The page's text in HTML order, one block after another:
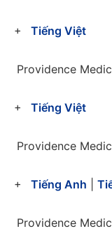
Tiếng Việt
Providence
Tiếng Việt
Providence
Tiếng Anh
Providence